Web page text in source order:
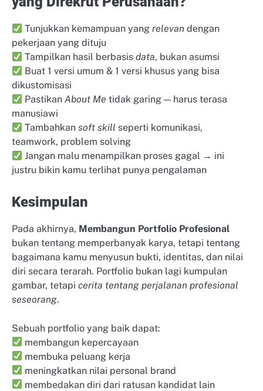
Tunjukkan kemampuan yangrelevan dengan
pekerjaan yang dituju
Tampilkan hasil berbasisdata, bukan asumsi
Buat 1 versi umum & 1 versi khusus yang bisa
dikustomisasi
PastikanAbout Me tidak garing — harus terasa
manusiawi
Tambahkansoft skill seperti komunikasi,
teamwork, problem solving
Jangan malu menampilkan proses gagal → ini
justru bikin kamu terlihat punya pengalaman
Kesimpulan
Pada akhirnya, Membangun Portfolio Profesional
bukan tentang memperbanyak karya, tetapi tentang
bagaimana kamu menyusun bukti, identitas, dan nilai
diri secara terarah. Portfolio bukan lagi kumpulan
gambar, tetapi cerita tentang perjalanan profesional
seseorang.
Sebuah portfolio yang baik dapat:
membangun kepercayaan
membuka peluang kerja
meningkatkan nilai personal brand
membedakan diri dari ratusan kandidat lain